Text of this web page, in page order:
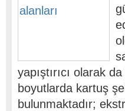
yapıştırıcı olarak
boyutlarda kartuş
bulunmaktadır;